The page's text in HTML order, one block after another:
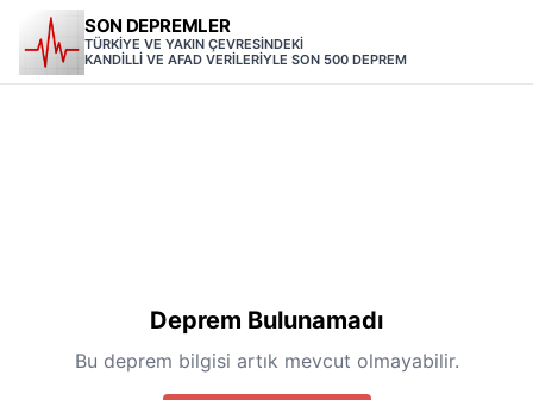
SON DEPREMLER
TÜRKİYE VE YAKIN ÇEVRESİNDEKİ
KANDİLLİ VE AFAD VERİLERİYLE SON 500 DEPREM
Deprem Bulunamadı
Bu deprem bilgisi artık mevcut olmayabilir.